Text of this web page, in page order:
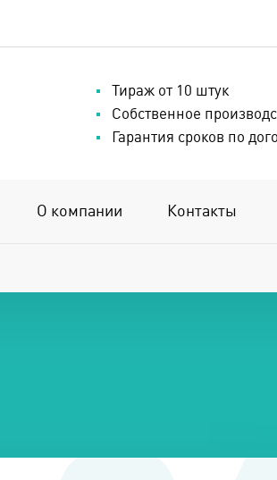
Тираж от 10 штук
Собственное
Гарантия сроков по
О компании Контакты